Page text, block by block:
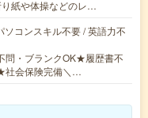
紙や体操などのレ…
ソコンスキル不要 / 英語力不
問・ブランクOK★履歴書不
社会保険完備＼…